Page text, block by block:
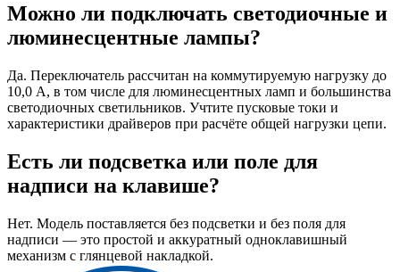
Можно ли подключать светодиочные и
люминесцентные лампы?
Да. Переключатель рассчитан на коммутируемую нагрузку до
10,0 А, в том числе для люминесцентных ламп и большинства
светодиочных светильников. Учтите пусковые токи и
характеристики драйверов при расчёте общей нагрузки цепи.
Есть ли подсветка или поле для
надписи на клавише?
Нет. Модель поставляется без подсветки и без поля для
надписи — это простой и аккуратный одноклавишный
механизм с глянцевой накладкой.